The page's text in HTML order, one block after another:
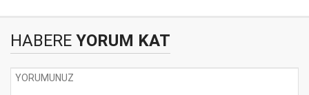
HABERE YORUM KAT